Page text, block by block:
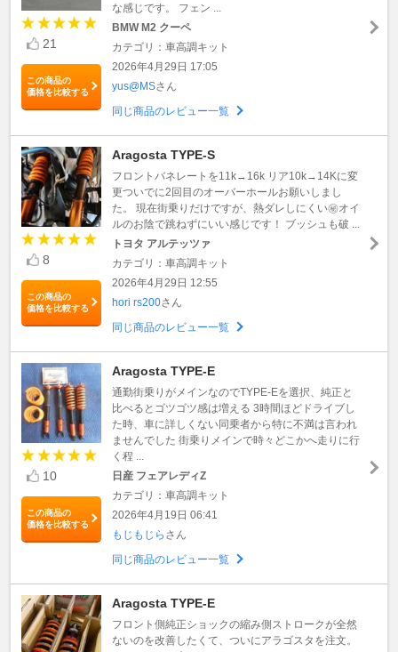
21
この商品の
価格を比較する
な感じです。 フェン ...
BMW M2 クーペ
カテゴリ：車高調キット
2026年4月29日 17:05
yus@MSさん
同じ商品のレビュー一覧
8
この商品の
価格を比較する
Aragosta TYPE-S
フロントバネレートを11k→16k リア10k→14Kに変
更ついでに2回目のオーバーホールお願いしまし
た。 現在街乗りだけですが、熱ダレしにくい㊙️オイ
ルのお陰で跳ねずにいい感じです！ ブッシュも破 ...
トヨタ アルテッツァ
カテゴリ：車高調キット
2026年4月29日 12:55
hori rs200さん
同じ商品のレビュー一覧
10
この商品の
価格を比較する
Aragosta TYPE-E
通勤街乗りがメインなのでTYPE-Eを選択、純正と
比べるとゴツゴツ感は増える 3時間ほどドライブし
た時、車に詳しくない同乗者から特に不満は言われ
ませんでした 街乗りメインで時々どこかへ走りに行
く程 ...
日産 フェアレディZ
カテゴリ：車高調キット
2026年4月19日 06:41
もじもじら さん
同じ商品のレビュー一覧
Aragosta TYPE-E
フロント側純正ショックの縮み側ストロークが全然
ないのを改善したくて、ついにアラゴスタを注文。